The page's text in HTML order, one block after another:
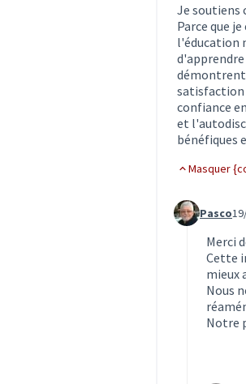
Je soutiens
Parce que
l'éducation
démontrent
satisfaction
confiance
et
bénéfiques
Masquer
Pasco
Merci
Cette
mieux
Nous
Notre